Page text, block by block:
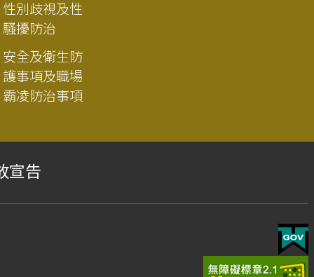
性別歧視及性
騷擾防治
安全及衛生防
護事項及職場
霸凌防治事項
宣告